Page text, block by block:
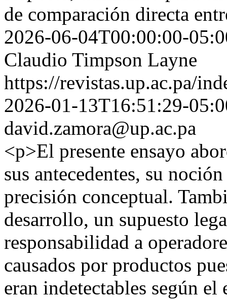
de comparación directa
2026-06-04T00:00:00-
Claudio Timpson Layne
https://revistas.up.ac.pa/
2026-01-13T16:51:29-
david.zamora@up.ac.pa
<p>El presente ensayo
sus antecedentes, su
precisión conceptual.
desarrollo, un supuesto
responsabilidad a
causados por productos
eran indetectables según